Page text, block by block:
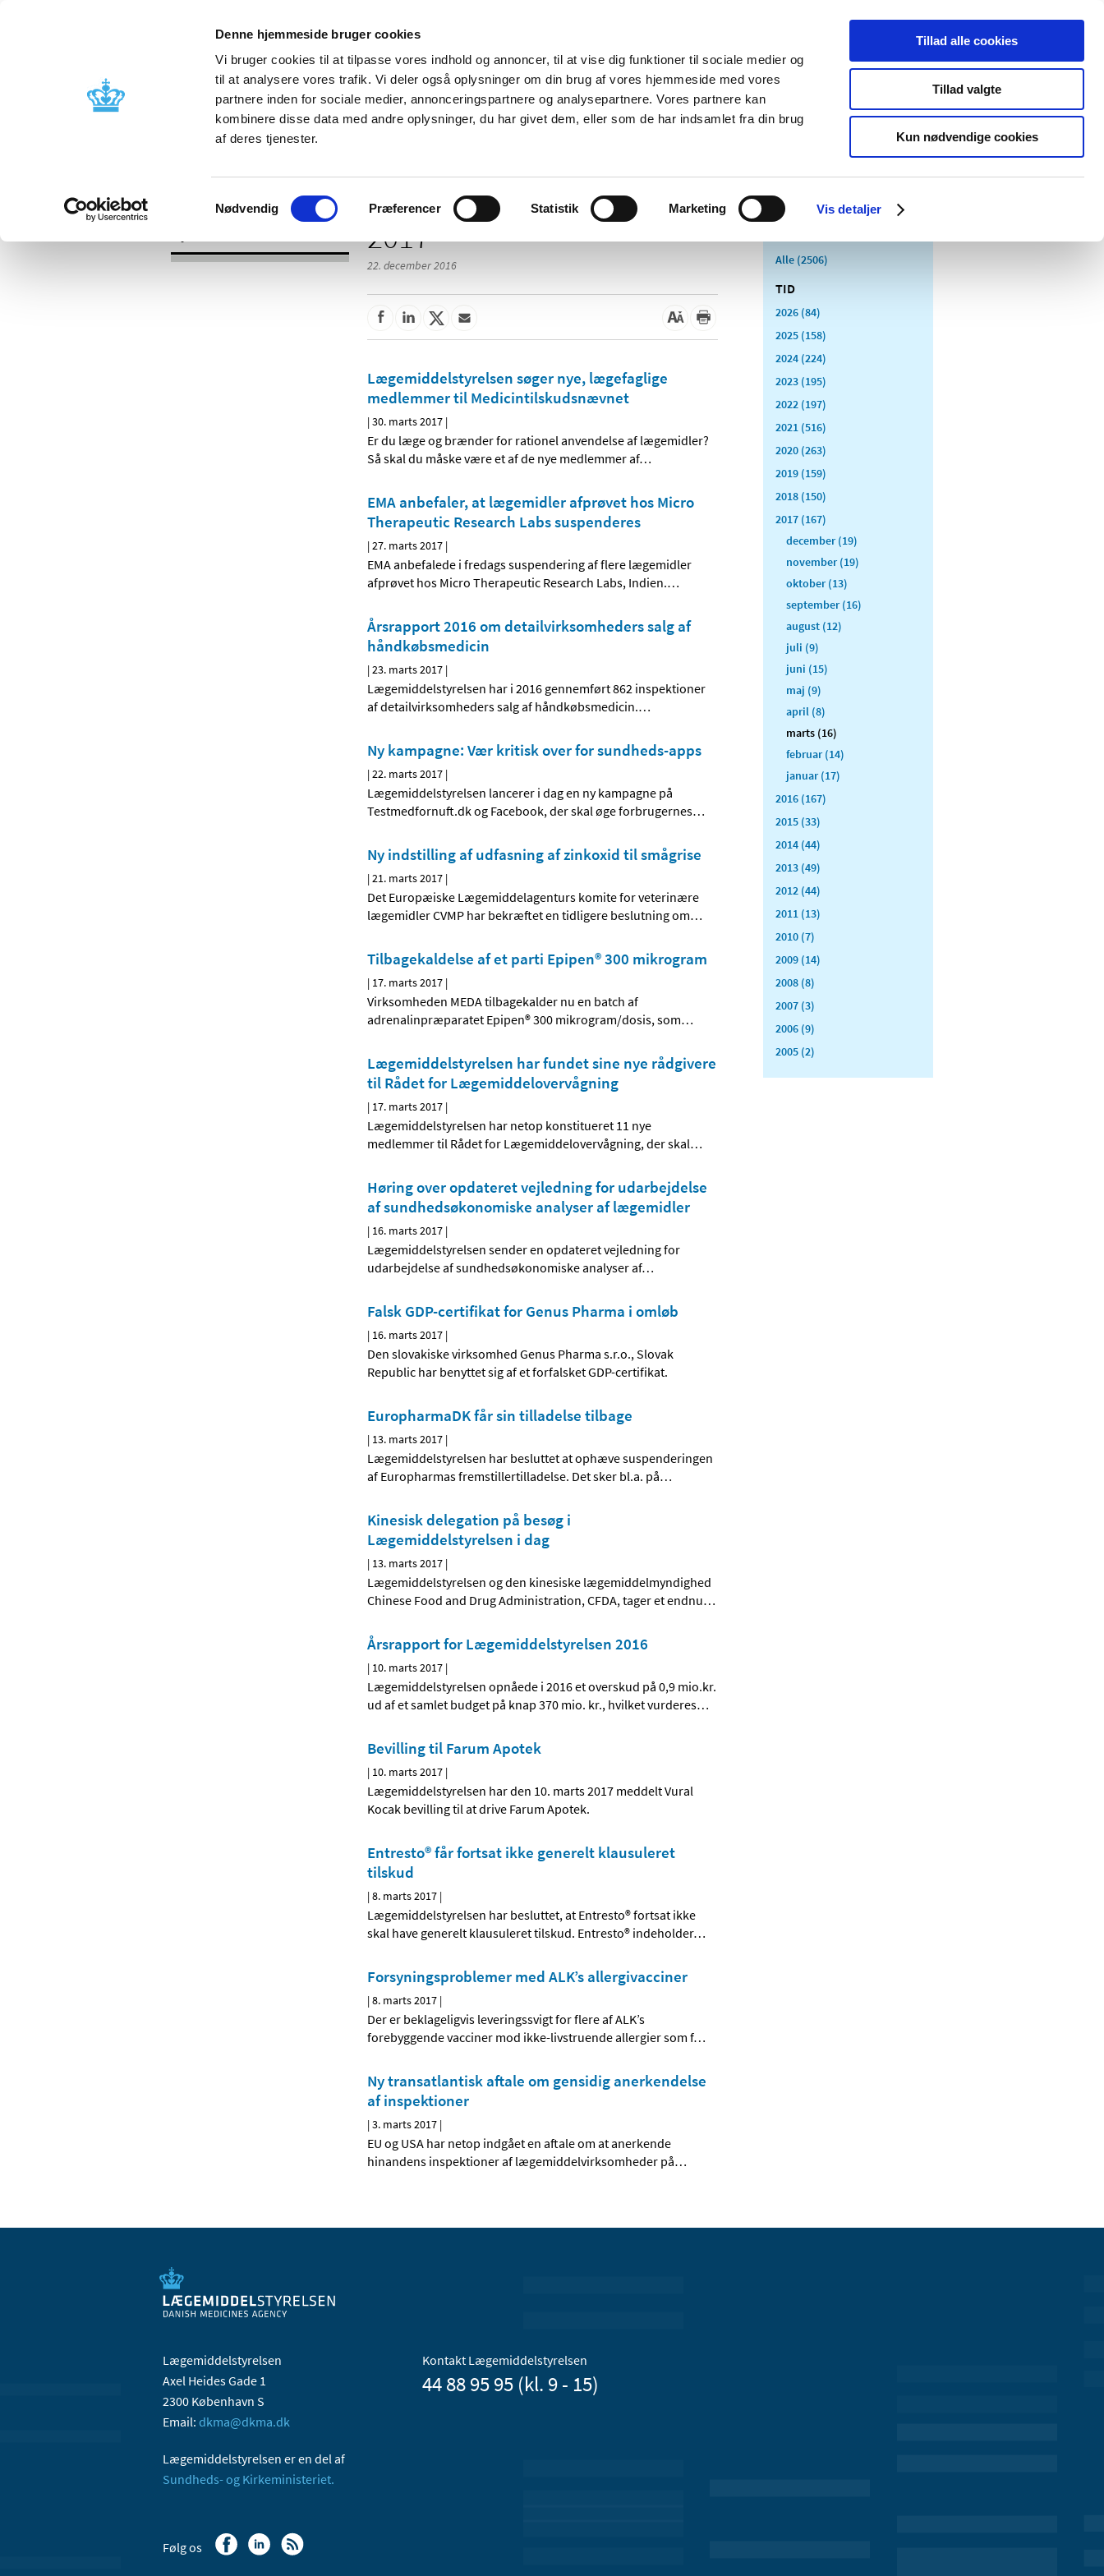
Denne hjemmeside bruger cookies
Vi bruger cookies til at tilpasse vores indhold og annoncer, til at vise dig funktioner til sociale medier og
til at analysere vores trafik. Vi deler også oplysninger om din brug af vores hjemmeside med vores
partnere inden for sociale medier, annonceringspartnere og analysepartnere. Vores partnere kan
kombinere disse data med andre oplysninger, du har givet dem, eller som de har indsamlet fra din brug
af deres tjenester.
Samtykkevalg
Nødvendig Præferencer Statistik Marketing Vis detaljer
Tillad alle cookies
Tillad valgte
Kun nødvendige cookies
Nyheder Om os Kontakt Udgivelser
Godkendelse og
Bivirkninger og
produktinformation
Tilskud og
Apoteker og salg af
Medicinsk
Særlige
produktområder
2017
22. december 2016
Lægemiddelstyrelsen søger nye, lægefaglige
medlemmer til Medicintilskudsnævnet
|30. marts 2017 |
Er du læge og brænder for rationel anvendelse af lægemidler?
Så skal du måske være et af de nye medlemmer af…
EMA anbefaler, at lægemidler afprøvet hos Micro
Therapeutic Research Labs suspenderes
|27. marts 2017 |
EMA anbefalede i fredags suspendering af flere lægemidler
afprøvet hos Micro Therapeutic Research Labs, Indien.…
Årsrapport 2016 om detailvirksomheders salg af
håndkøbsmedicin
|23. marts 2017 |
Lægemiddelstyrelsen har i 2016 gennemført 862 inspektioner
af detailvirksomheders salg af håndkøbsmedicin.…
Ny kampagne: Vær kritisk over for sundheds-apps
|22. marts 2017 |
Lægemiddelstyrelsen lancerer i dag en ny kampagne på
Testmedfornuft.dk og Facebook, der skal øge forbrugernes…
Ny indstilling af udfasning af zinkoxid til smågrise
|21. marts 2017 |
Det Europæiske Lægemiddelagenturs komite for veterinære
lægemidler CVMP har bekræftet en tidligere beslutning om…
Tilbagekaldelse af et parti Epipen® 300 mikrogram
| 17. marts 2017 |
Virksomheden MEDA tilbagekalder nu en batch af
adrenalinpræparatet Epipen® 300 mikrogram/dosis, som…
Lægemiddelstyrelsen har fundet sine nye rådgivere
til Rådet for Lægemiddelovervågning
| 17. marts 2017 |
Lægemiddelstyrelsen har netop konstitueret 11 nye
medlemmer til Rådet for Lægemiddelovervågning, der skal…
Høring over opdateret vejledning for udarbejdelse
af sundhedsøkonomiske analyser af lægemidler
| 16. marts 2017 |
Lægemiddelstyrelsen sender en opdateret vejledning for
udarbejdelse af sundhedsøkonomiske analyser af…
Falsk GDP-certifikat for Genus Pharma i omløb
| 16. marts 2017 |
Den slovakiske virksomhed Genus Pharma s.r.o., Slovak
Republic har benyttet sig af et forfalsket GDP-certifikat.
EuropharmaDK får sin tilladelse tilbage
| 13. marts 2017 |
Lægemiddelstyrelsen har besluttet at ophæve suspenderingen
af Europharmas fremstillertilladelse. Det sker bl.a. på…
Kinesisk delegation på besøg i
Lægemiddelstyrelsen i dag
| 13. marts 2017 |
Lægemiddelstyrelsen og den kinesiske lægemiddelmyndighed
Chinese Food and Drug Administration, CFDA, tager et endnu…
Årsrapport for Lægemiddelstyrelsen 2016
| 10. marts 2017 |
Lægemiddelstyrelsen opnåede i 2016 et overskud på 0,9 mio.kr.
ud af et samlet budget på knap 370 mio. kr., hvilket vurderes…
Bevilling til Farum Apotek
| 10. marts 2017 |
Lægemiddelstyrelsen har den 10. marts 2017 meddelt Vural
Kocak bevilling til at drive Farum Apotek.
Entresto® får fortsat ikke generelt klausuleret
tilskud
|8. marts 2017 |
Lægemiddelstyrelsen har besluttet, at Entresto® fortsat ikke
skal have generelt klausuleret tilskud. Entresto® indeholder…
Forsyningsproblemer med ALK’s allergivacciner
|8. marts 2017 |
Der er beklageligvis leveringssvigt for flere af ALK’s
forebyggende vacciner mod ikke-livstruende allergier som f…
Ny transatlantisk aftale om gensidig anerkendelse
af inspektioner
|3. marts 2017 |
EU og USA har netop indgået en aftale om at anerkende
hinandens inspektioner af lægemiddelvirksomheder på…
Alle (2506)
TID
2026 (84)
2025 (158)
2024 (224)
2023 (195)
2022 (197)
2021 (516)
2020 (263)
2019 (159)
2018 (150)
2017 (167)
december (19)
november (19)
oktober (13)
september (16)
august (12)
juli (9)
juni (15)
maj (9)
april (8)
marts (16)
februar (14)
januar (17)
2016 (167)
2015 (33)
2014 (44)
2013 (49)
2012 (44)
2011 (13)
2010 (7)
2009 (14)
2008 (8)
2007 (3)
2006 (9)
2005 (2)
Lægemiddelstyrelsen
Axel Heides Gade 1
2300 København S
Email: dkma@dkma.dk
Lægemiddelstyrelsen er en del af
Sundheds- og Kirkeministeriet.
Kontakt Lægemiddelstyrelsen
44 88 95 95 (kl. 9 - 15)
Følg os